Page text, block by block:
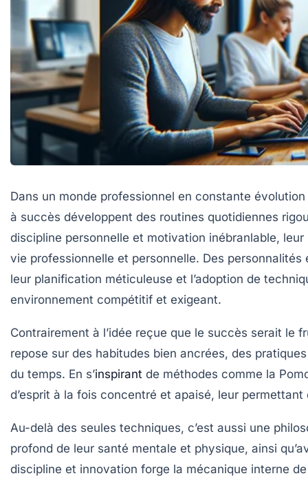
Dans un monde professionnel en constante
à succès développent des routines quotidiennes
discipline personnelle et motivation inébranlable,
vie professionnelle et personnelle. Des
leur planification méticuleuse et l’adoption de
environnement compétitif et exigeant.
Contrairement à l’idée reçue que le succès serait le
repose sur des habitudes bien ancrées, des
du temps. En s’inspirant de méthodes comme la
d’esprit à la fois concentré et apaisé, leur
Au-delà des seules techniques, c’est aussi une
profond de leur santé mentale et physique, ainsi
discipline et innovation forge la mécanique interne